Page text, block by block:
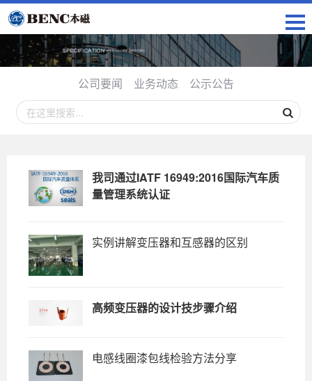
公司要闻 业务动态 公示公告
我司通过IATF 16949:2016国际汽车质
量管理系统认证
实例讲解变压器和互感器的区别
高频变压器的设计技步骤介绍
电感线圈漆包线检验方法分享